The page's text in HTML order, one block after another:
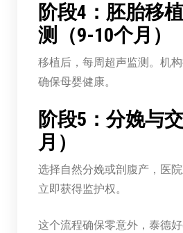
阶段4：胚胎移
测（9-10个月）
移植后，每周超声监测。机
确保母婴健康。
阶段5：分娩与
月）
选择自然分娩或剖腹产，医
立即获得监护权。
这个流程确保零意外，泰德